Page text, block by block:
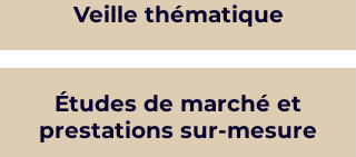
Veille thématique
Études de marché et
prestations sur-mesure